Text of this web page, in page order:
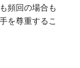
頻回の場合も
を尊重するこ